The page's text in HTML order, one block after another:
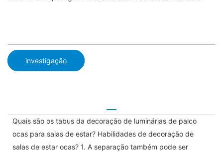
investigação
Quais são os tabus da decoração de luminárias de palco
ocas para salas de estar? Habilidades de decoração de
salas de estar ocas? 1. A separação também pode ser